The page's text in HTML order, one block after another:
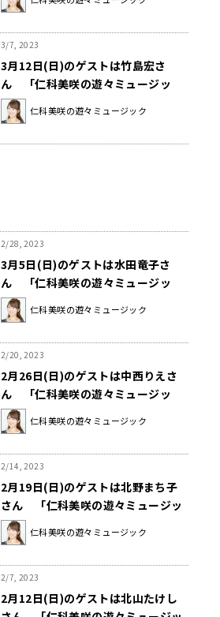
3/7, 2023
3月12日(日)のゲストは竹島宏さ
ん 「仁科美咲の遊々ミュージッ
ク」
仁科美咲の遊々ミュージック
2/28, 2023
3月5日(日)のゲストは水田竜子さ
ん 「仁科美咲の遊々ミュージッ
ク」
仁科美咲の遊々ミュージック
2/20, 2023
2月26日(日)のゲストは中西りえさ
ん 「仁科美咲の遊々ミュージッ
ク」
仁科美咲の遊々ミュージック
2/14, 2023
2月19日(日)のゲストは北野まち子
さん 「仁科美咲の遊々ミュージッ
ク」
仁科美咲の遊々ミュージック
2/7, 2023
2月12日(日)のゲストは北山たけし